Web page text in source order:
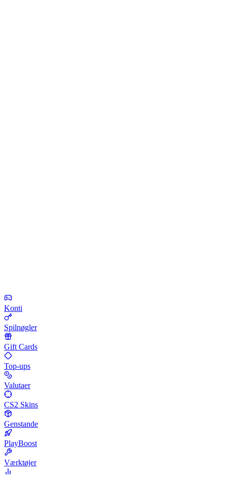
Konti
Spilnøgler
Gift Cards
Top-ups
Valutaer
CS2 Skins
Genstande
PlayBoost
Værktøjer